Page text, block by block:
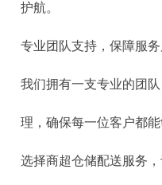
护航。
专业团队支持，保障服
我们拥有一支专业的团
理，确保每一位客户都
选择商超仓储配送服务